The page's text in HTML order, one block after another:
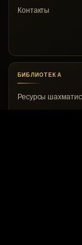
Контакты
БИБЛИОТЕКА
Ресурсы